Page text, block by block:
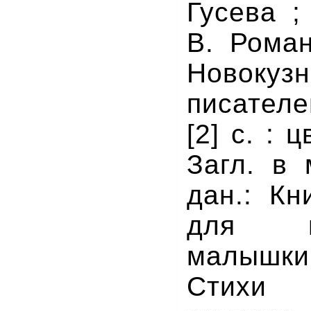
Гусева
В.
[2] с. :
Загл. в
дан.:
для
Стихи